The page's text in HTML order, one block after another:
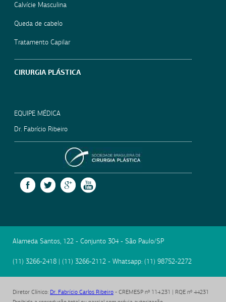
Calvície Masculina
Queda de cabelo
Tratamento Capilar
CIRURGIA PLÁSTICA
EQUIPE MÉDICA
Dr. Fabrício Ribeiro
FACEBOOKTWITTERGOOGLE +
Alameda Santos, 122 - Conjunto 304 - São Paulo/SP
(11) 3266-2418 | (11) 3266-2112 - Whatsapp: (11) 98752-2272
Diretor Clínico: Dr. Fabrício Carlos Ribeiro - CREMESP nº 114.231 | RQE nº 44231